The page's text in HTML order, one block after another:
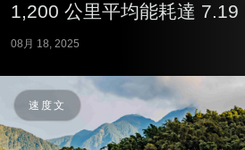
1,200 公里平均能耗達 7.19
08月 18, 2025
速度文